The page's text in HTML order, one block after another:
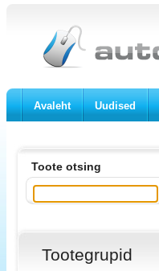
Avaleht Uudised
Toote otsing
Tootegrupid